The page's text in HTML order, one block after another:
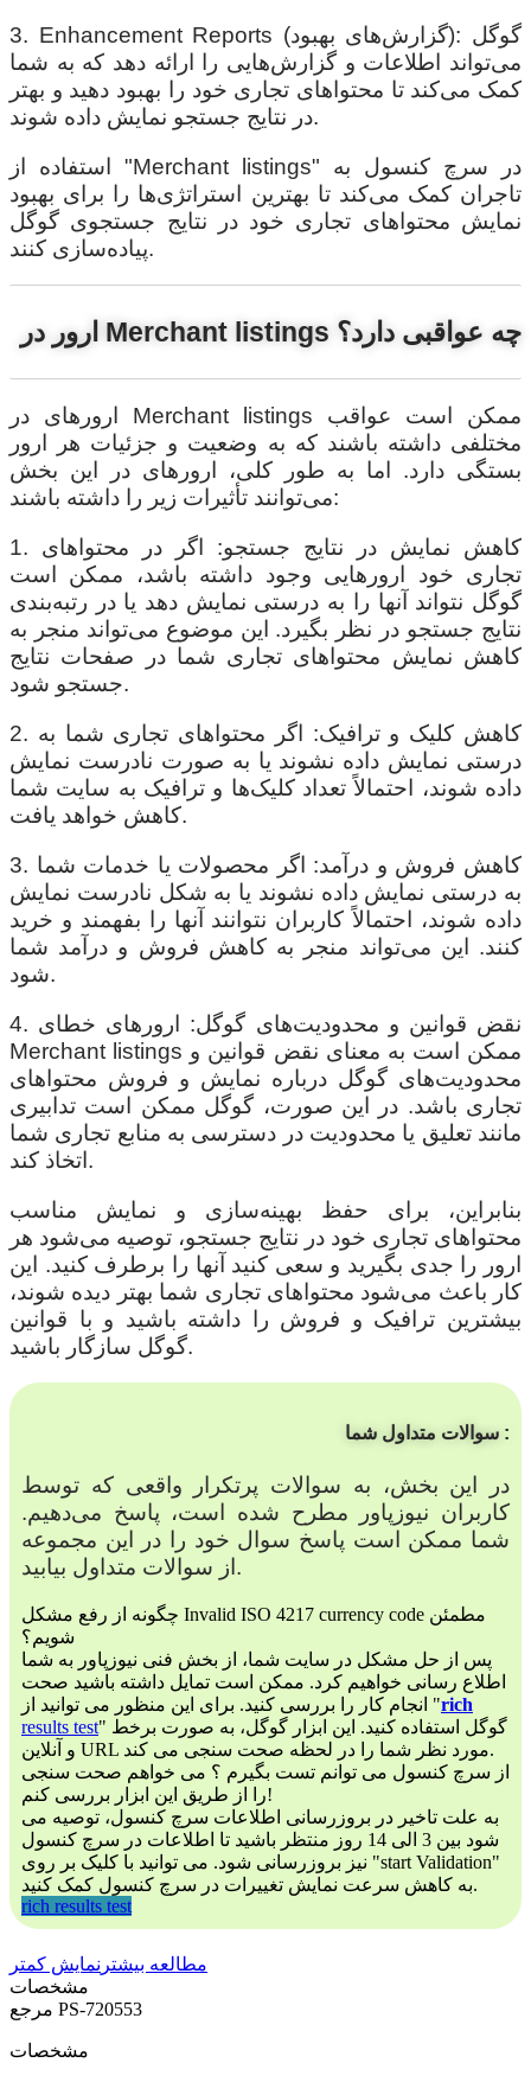
3. Enhancement Reports (گزارش‌های بهبود): گوگل
می‌تواند اطلاعات و گزارش‌هایی را ارائه دهد که به شما
کمک می‌کند تا محتواهای تجاری خود را بهبود دهید و بهتر
در نتایج جستجو نمایش داده شوند.
استفاده از "Merchant listings" در سرچ کنسول به
تاجران کمک می‌کند تا بهترین استراتژی‌ها را برای بهبود
نمایش محتواهای تجاری خود در نتایج جستجوی گوگل
پیاده‌سازی کنند.
ارور در Merchant listings چه عواقبی دارد؟
ارورهای در Merchant listings ممکن است عواقب
مختلفی داشته باشند که به وضعیت و جزئیات هر ارور
بستگی دارد. اما به طور کلی، ارورهای در این بخش
می‌توانند تأثیرات زیر را داشته باشند:
1. کاهش نمایش در نتایج جستجو: اگر در محتواهای
تجاری خود ارورهایی وجود داشته باشد، ممکن است
گوگل نتواند آنها را به درستی نمایش دهد یا در رتبه‌بندی
نتایج جستجو در نظر بگیرد. این موضوع می‌تواند منجر به
کاهش نمایش محتواهای تجاری شما در صفحات نتایج
جستجو شود.
2. کاهش کلیک و ترافیک: اگر محتواهای تجاری شما به
درستی نمایش داده نشوند یا به صورت نادرست نمایش
داده شوند، احتمالاً تعداد کلیک‌ها و ترافیک به سایت شما
کاهش خواهد یافت.
3. کاهش فروش و درآمد: اگر محصولات یا خدمات شما
به درستی نمایش داده نشوند یا به شکل نادرست نمایش
داده شوند، احتمالاً کاربران نتوانند آنها را بفهمند و خرید
کنند. این می‌تواند منجر به کاهش فروش و درآمد شما
شود.
4. نقض قوانین و محدودیت‌های گوگل: ارورهای خطای
Merchant listings ممکن است به معنای نقض قوانین و
محدودیت‌های گوگل درباره نمایش و فروش محتواهای
تجاری باشد. در این صورت، گوگل ممکن است تدابیری
مانند تعلیق یا محدودیت در دسترسی به منابع تجاری شما
اتخاذ کند.
بنابراین، برای حفظ بهینه‌سازی و نمایش مناسب
محتواهای تجاری خود در نتایج جستجو، توصیه می‌شود هر
ارور را جدی بگیرید و سعی کنید آنها را برطرف کنید. این
کار باعث می‌شود محتواهای تجاری شما بهتر دیده شوند،
بیشترین ترافیک و فروش را داشته باشید و با قوانین
گوگل سازگار باشید.
سوالات متداول شما :
در این بخش، به سوالات پرتکرار واقعی که توسط
کاربران نیوزپاور مطرح شده است، پاسخ می‌دهیم.
شما ممکن است پاسخ سوال خود را در این مجموعه
از سوالات متداول بیابید.
چگونه از رفع مشکل Invalid ISO 4217 currency code مطمئن
شویم؟
پس از حل مشکل در سایت شما، از بخش فنی نیوزپاور به شما
اطلاع رسانی خواهیم کرد. ممکن است تمایل داشته باشید صحت
انجام کار را بررسی کنید. برای این منظور می توانید از "rich
results test" گوگل استفاده کنید. این ابزار گوگل، به صورت برخط
و آنلاین URL مورد نظر شما را در لحظه صحت سنجی می کند.
از سرچ کنسول می توانم تست بگیرم ؟ می خواهم صحت سنجی
را از طریق این ابزار بررسی کنم!
به علت تاخیر در بروزرسانی اطلاعات سرچ کنسول، توصیه می
شود بین 3 الی 14 روز منتظر باشید تا اطلاعات در سرچ کنسول
نیز بروزرسانی شود. می توانید با کلیک بر روی "start Validation"
به کاهش سرعت نمایش تغییرات در سرچ کنسول کمک کنید.
rich results test
مطالعه بیشتر نمایش کمتر
مشخصات
PS-720553
مشخصات